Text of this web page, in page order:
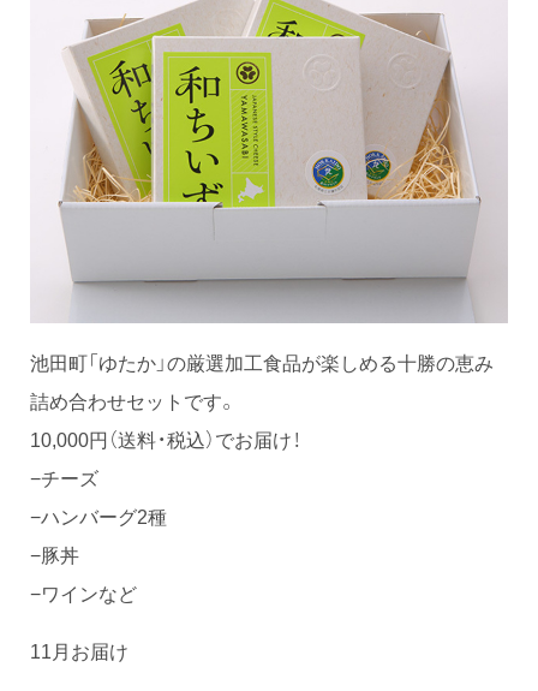
池田町「ゆたか」の厳選加工食品が楽しめる十勝の恵み
詰め合わせセットです。
10,000円（送料・税込）でお届け！
−チーズ
−ハンバーグ2種
−豚丼
−ワインなど
11月お届け